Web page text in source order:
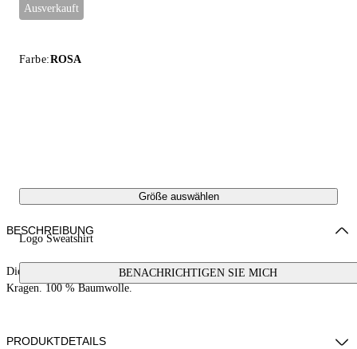
Ausverkauft
Farbe:ROSA
Größe auswählen
Logo Sweatshirt
BENACHRICHTIGEN SIE MICH
BESCHREIBUNG
Dieses Sweatshirt hat ein kleines Stempel-Logo und einen Knopf am
Kragen. 100 % Baumwolle.
PRODUKTDETAILS